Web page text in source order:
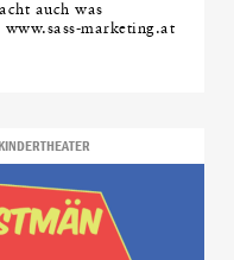
auch was
www.sass-marketing.at